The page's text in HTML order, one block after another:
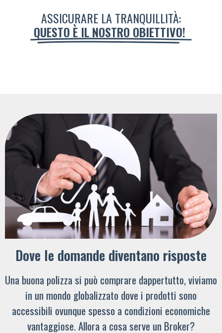
ASSICURARE LA TRANQUILLITÀ:
QUESTO È IL NOSTRO OBIETTIVO!
Dove le domande diventano risposte
Una buona polizza si può comprare dappertutto, viviamo
in un mondo globalizzato dove i prodotti sono
accessibili ovunque spesso a condizioni economiche
vantaggiose. Allora a cosa serve un Broker?